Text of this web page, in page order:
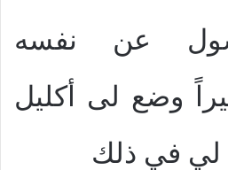
عن نفسه
وضع لى أكليل
لي في ذلك